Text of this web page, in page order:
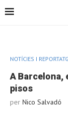
NOTÍCIES I
A Barcelona,
pisos
per Nico Salvadó